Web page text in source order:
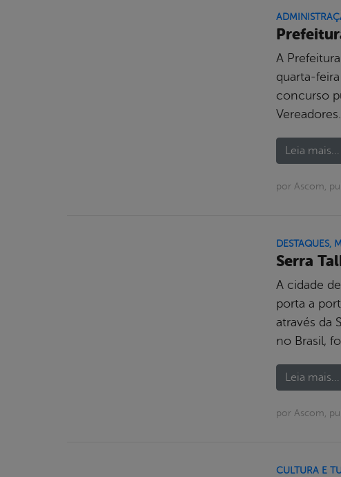
A
quarta-
concurso
Leia mais...
por Ascom,
DESTAQUES,
Serra
A cidade
porta a
através da
no Brasil,
Leia mais...
por Ascom,
CULTURA E